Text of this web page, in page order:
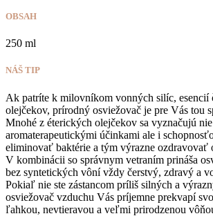
OBSAH
250 ml
NÁŠ TIP
Ak patríte k milovníkom vonných silíc, esencií
olejčekov, prírodný osviežovač je pre Vás tou
Mnohé z éterických olejčekov sa vyznačujú
aromaterapeutickými účinkami ale i
eliminovať baktérie a tým výrazne ozdravovať
V kombinácii so správnym vetraním prináša
bez syntetických vôní vždy čerstvý, zdravý a
Pokiaľ nie ste zástancom príliš silných a
osviežovač vzduchu Vás príjemne prekvapí
ľahkou, nevtieravou a veľmi prirodzenou